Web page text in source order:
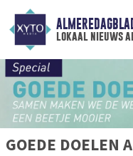
lokaal nieuws
GOEDE DOELEN